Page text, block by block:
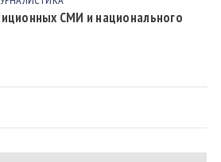
СМИ и национального